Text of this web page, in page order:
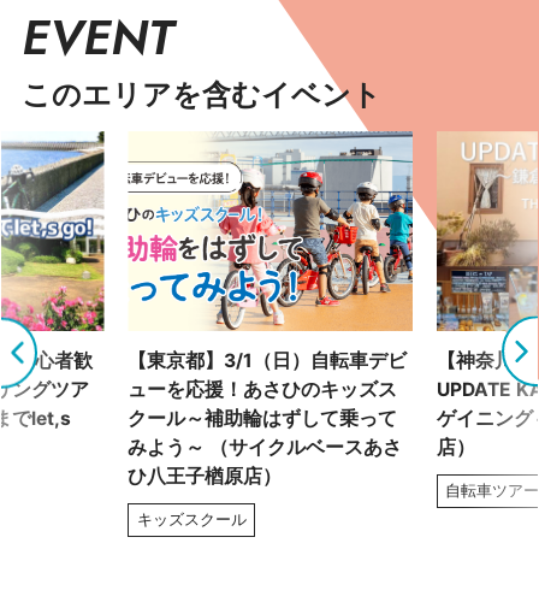
EVENT
このエリアを含むイベント
初心者歓
ングツア
でlet,s
【東京都】3/1（日）自転車デビ
ューを応援！あさひのキッズス
クール～補助輪はずして乗って
みよう～ （サイクルベースあさ
ひ八王子楢原店）
キッズスクール
【神奈川
UPDATE
ゲイニング
店）
自転車ツアー